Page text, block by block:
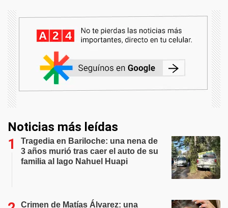
Noticias más leídas
Tragedia en Bariloche: una nena de
3 años murió tras caer el auto de su
familia al lago Nahuel Huapi
Crimen de Matías Álvarez: una